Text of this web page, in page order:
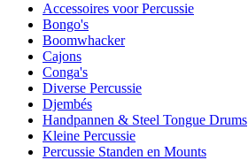
Accessoires voor Percussie
Bongo's
Boomwhacker
Cajons
Conga's
Diverse Percussie
Djembés
Handpannen & Steel Tongue Drums
Kleine Percussie
Percussie Standen en Mounts